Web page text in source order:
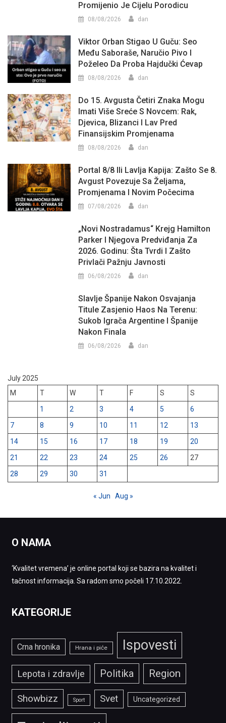
Promijenio Je Cijelu Porodicu
08/08/2026 dan
Viktor Orban Stigao U Guču: Seo
Među Saboraše, Naručio Pivo I
Poželeo Da Proba Hajdučki Ćevap
08/08/2026 dan
Do 15. Avgusta Četiri Znaka Mogu
Imati Više Sreće S Novcem: Rak,
Djevica, Blizanci I Lav Pred
Finansijskim Promjenama
08/08/2026 dan
Portal 8/8 Ili Lavlja Kapija: Zašto Se 8.
Avgust Povezuje Sa Željama,
Promjenama I Novim Počecima
07/08/2026 dan
„Novi Nostradamus“ Krejg Hamilton
Parker I Njegova Predviđanja Za
2026. Godinu: Šta Tvrdi I Zašto
Privlači Pažnju Javnosti
06/08/2026 dan
Slavlje Španije Nakon Osvajanja
Titule Zasjenio Haos Na Terenu:
Sukob Igrača Argentine I Španije
Nakon Finala
06/08/2026 dan
July 2025
M
T W T F S
S
1
2 3 4 5
6
7
8 9 10 11 12
13
14
15 16 17 18 19
20
21
22 23 24 25 26
27
28
29 30 31
« Jun Aug »
O NAMA
‘Kvalitet vremena’ je online portal koji se bazira na kvalitet i
tačnost informacija. Sa radom smo počeli 17.10.2022.
KATEGORIJE
Crna hronika Hrana i piće Ispovesti
Lepota i zdravlje Politika Region
Showbizz Sport Svet Uncategorized